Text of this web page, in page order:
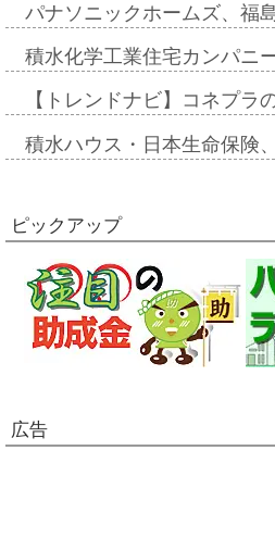
パナソニックホームズ、福
積水化学工業住宅カンパニ
【トレンドナビ】コネプ
積水ハウス・日本生命保険
ピックアップ
広告